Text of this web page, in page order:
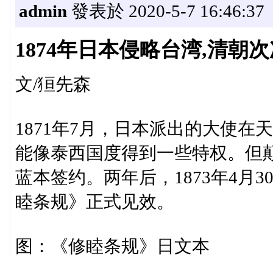
admin 發表於 2020-5-7 16:46:37
1874年日本侵略台湾,清朝
文/狟先森
1871年7月，日本派出的大使在
能像泰西国度得到一些特权。但
蓝本签约。两年后，1873年4月
睦条规》正式见效。
图：《修睦条规》日文本